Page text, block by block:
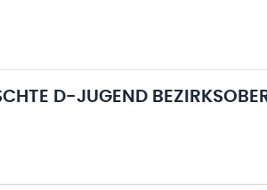
D-JUGEND